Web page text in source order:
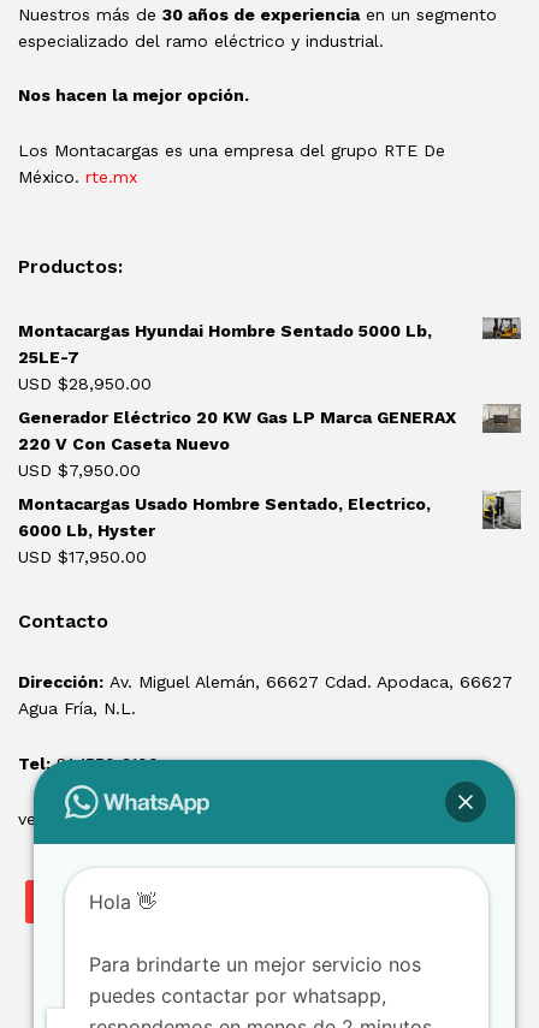
Nuestros más de 30 años de experienciaen un segmento
especializado del ramo eléctrico y industrial.
Nos hacen la mejor opción.
Los Montacargas es una empresa del grupo RTE De
México. rte.mx
Productos:
Montacargas Hyundai Hombre Sentado 5000 Lb,
25LE-7
USD $28,950.00
Generador Eléctrico 20 KW Gas LP Marca GENERAX
220 V Con Caseta Nuevo
USD $7,950.00
Montacargas Usado Hombre Sentado, Electrico,
6000 Lb, Hyster
USD $17,950.00
Contacto
Dirección: Av. Miguel Alemán, 66627 Cdad. Apodaca, 66627
Agua Fría, N.L.
Tel:81 1550 3100
ventas@losmontacargas.mx
Hola 👋
Para brindarte un mejor servicio nos
puedes contactar por whatsapp,